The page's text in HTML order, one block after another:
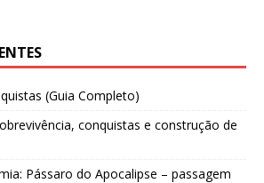
(Guia Completo)
conquistas e construção de
Pássaro do Apocalipse – passagem